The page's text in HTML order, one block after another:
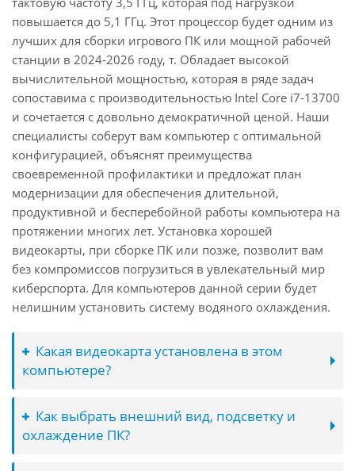
повышается до 5,1 ГГц. Этот процессор будет одним из
лучших для сборки игрового ПК или мощной рабочей
станции в 2024-2026 году, т. Обладает высокой
вычислительной мощностью, которая в ряде задач
сопоставима с производительностью Intel Core i7-13700
и сочетается с довольно демократичной ценой. Наши
специалисты соберут вам компьютер с оптимальной
конфигурацией, объяснят преимущества
своевременной профилактики и предложат план
модернизации для обеспечения длительной,
продуктивной и бесперебойной работы компьютера на
протяжении многих лет. Установка хорошей
видеокарты, при сборке ПК или позже, позволит вам
без компромиссов погрузиться в увлекательный мир
киберспорта. Для компьютеров данной серии будет
нелишним установить систему водяного охлаждения.
Какая видеокарта установлена в этом
компьютере?
Как выбрать внешний вид, подсветку и
охлаждение ПК?